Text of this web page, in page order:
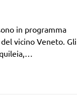
in programma
vicino Veneto. Gli